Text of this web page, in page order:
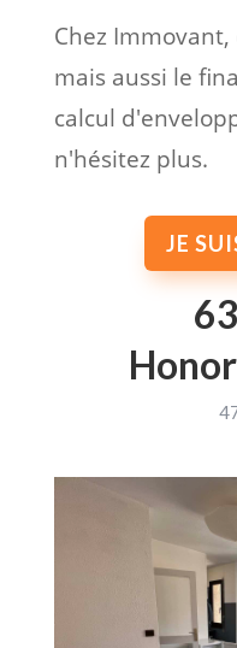
Chez
mais aussi le
calcul
n'hésitez plus.
JE